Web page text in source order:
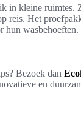
in kleine ruimtes.
reis. Het
hun wasbehoeften.
Bezoek dan
en